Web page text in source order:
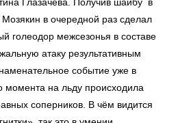
в очередной раз сделал
голеодор межсезонья в составе
атаку результативным
событие уже в
момента на льду происходила
соперников. В чём видится